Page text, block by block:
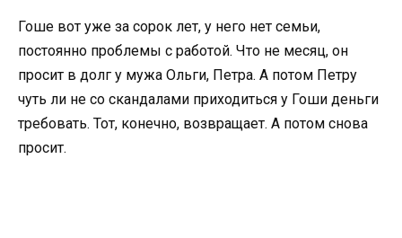
Гоше вот уже за сорок лет, у него нет семьи,
постоянно проблемы с работой. Что не месяц, он
просит в долг у мужа Ольги, Петра. А потом Петру
чуть ли не со скандалами приходиться у Гоши деньги
требовать. Тот, конечно, возвращает. А потом снова
просит.